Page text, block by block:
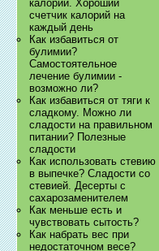
калории. Хороший
счетчик калорий на
каждый день
Как избавиться от
булимии?
Самостоятельное
лечение булимии -
возможно ли?
Как избавиться от тяги к
сладкому. Можно ли
сладости на правильном
питании? Полезные
сладости
Как использовать стевию
в выпечке? Сладости со
стевией. Десерты с
сахарозаменителем
Как меньше есть и
чувствовать сытость?
Как набрать вес при
недостаточном весе?